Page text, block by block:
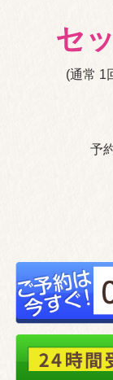
セ
(通常 1
予